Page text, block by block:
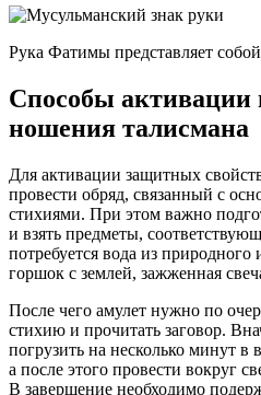
Рука Фатимы представляет
Способы активации
ношения талисмана
Для активации защитных
провести обряд, связанный с
стихиями. При этом важно
и взять предметы,
потребуется вода из
горшок с землей, зажженная
После чего амулет нужно по
стихию и прочитать заговор.
погрузить на несколько минут в
а после этого провести вокруг
В завершение необходимо